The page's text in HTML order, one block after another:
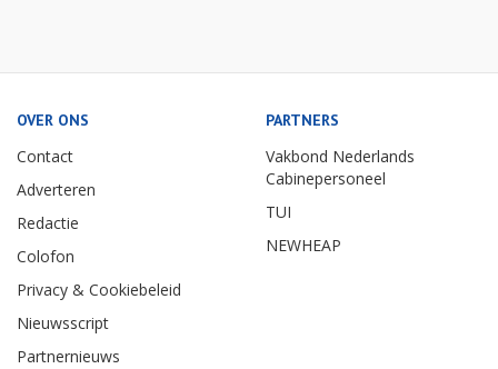
OVER ONS
Contact
Adverteren
Redactie
Colofon
Privacy & Cookiebeleid
Nieuwsscript
Partnernieuws
PARTNERS
Vakbond Nederlands
Cabinepersoneel
TUI
NEWHEAP